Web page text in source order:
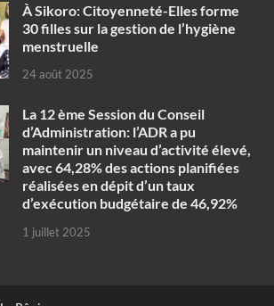
À Sikoro: Citoyenneté-Elles forme
30 filles sur la gestion de l’hygiène
menstruelle
24 août 2025
La 12 ème Session du Conseil
d’Administration: l’ADR a pu
maintenir un niveau d’activité élevé,
avec 64,28% des actions planifiées
réalisées en dépit d’un taux
d’exécution budgétaire de 46,92%
1 juillet 2025